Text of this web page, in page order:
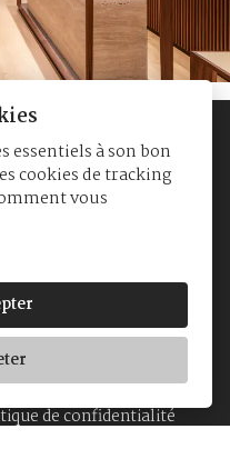
12-18
976
de confidentialité
essentiels à son bon
cookies de tracking
vous